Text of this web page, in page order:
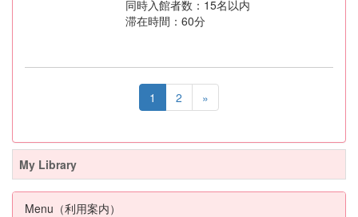
同時入館者数：15名以内
滞在時間：60分
1 2 »
My Library
Menu（利用案内）